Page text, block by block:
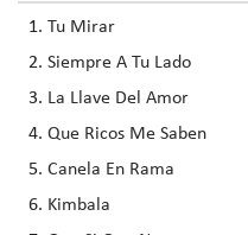
Tu Mirar
Siempre A Tu Lado
La Llave Del Amor
Que Ricos Me Saben
Canela En Rama
Kimbala